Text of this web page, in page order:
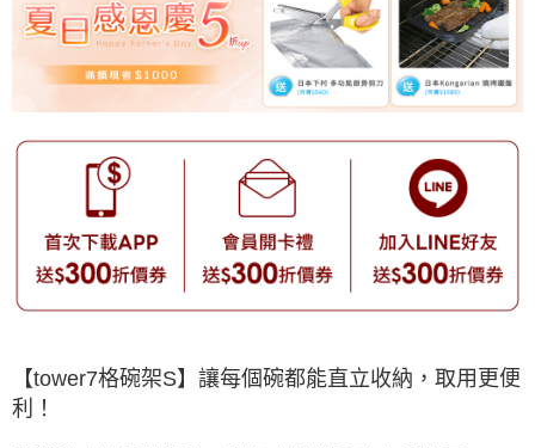
【tower7格碗架S】讓每個碗都能直立收納，取用更便
利！